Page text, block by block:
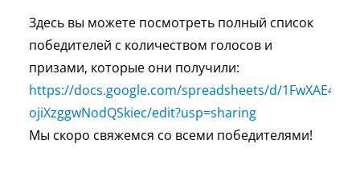
Здесь вы можете посмотреть полный список
победителей с количеством голосов и
призами, которые они получили:
https://docs.google.com/spreadsheets/d/
ojiXzggwNodQSkiec/edit?usp=sharing
Мы скоро свяжемся со всеми победителями!